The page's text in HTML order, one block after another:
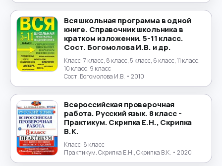
Вся школьная программа в одной
книге. Справочник школьника в
кратком изложении. 5-11 класс.
Сост. Богомолова И.В. и др.
Класс:7 класс, 8 класс, 5 класс, 6 класс, 11 класс,
10 класс, 9 класс
Сост. Богомолова И.В. • 2010
Всероссийская проверочная
работа. Русский язык. 8 класс -
Практикум. Скрипка Е.Н., Скрипка
В.К.
Класс: 8 класс
Практикум. Скрипка Е.Н., Скрипка В.К. • 2020